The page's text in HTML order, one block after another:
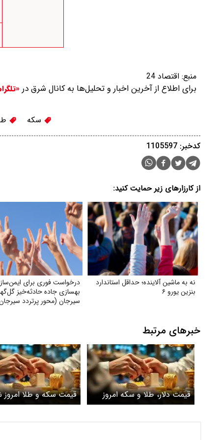
منبع: اقتصاد 24
برای اطلاع از آخرین اخبار و تحلیل‌ها به کانال شرق در
سکه
کدخبر: 1105597
از کارزارهای زیر حمایت کنید:
نه به ماشین آلاینده؛ حداقل استاندارد
بنزین یورو ۶
درخواست فوری برای
بهسازی جاده حادثه‌خیز
سیرجان (محور پرتردد
خبرهای مرتبط
قیمت دلار، طلا و سکه امروز
شنبه ۲ خرداد ۱۴۰۵ / سکه
خرداد